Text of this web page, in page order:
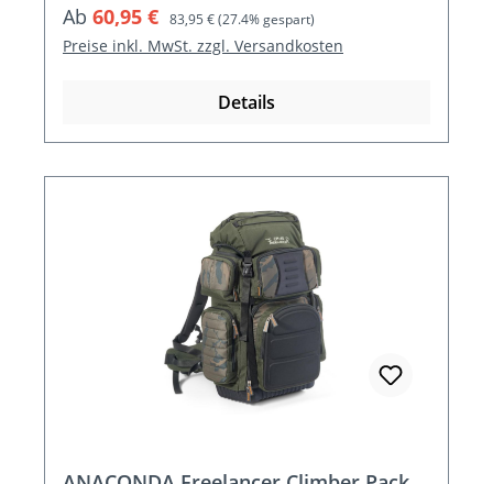
Verkaufspreis:
Ab 60,95 € Regulärer Preis:
83,95 €(27.4% gespart)
Preise inkl. MwSt. zzgl. Versandkosten
Details